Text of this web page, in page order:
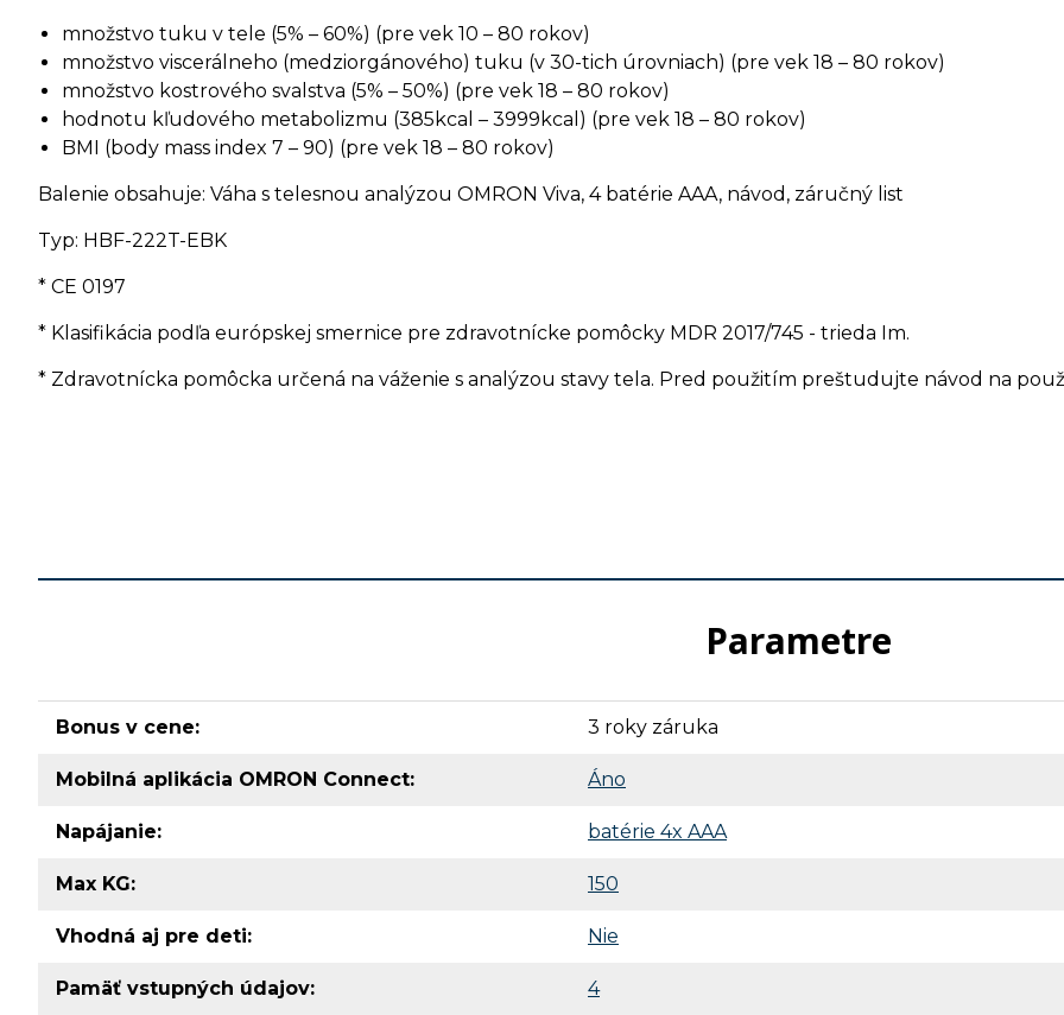
množstvo tuku v tele (5% – 60%) (pre vek 10 – 80 rokov)
množstvo viscerálneho (medziorgánového) tuku (v 30-tich úrovniach) (pre vek 18 – 80 rokov)
množstvo kostrového svalstva (5% – 50%) (pre vek 18 – 80 rokov)
hodnotu kľudového metabolizmu (385kcal – 3999kcal) (pre vek 18 – 80 rokov)
BMI (body mass index 7 – 90) (pre vek 18 – 80 rokov)
Balenie obsahuje: Váha s telesnou analýzou OMRON Viva, 4 batérie AAA, návod, záručný list
Typ: HBF-222T-EBK
* CE 0197
* Klasifikácia podľa európskej smernice pre zdravotnícke pomôcky MDR 2017/745 - trieda Im.
* Zdravotnícka pomôcka určená na váženie s analýzou stavy tela. Pred použitím preštudujte návod na
Parametre
Bonus v cene: 3 roky záruka
Mobilná aplikácia OMRON Connect: Áno
Napájanie: batérie 4x AAA
Max KG: 150
Vhodná aj pre deti: Nie
Pamäť vstupných údajov: 4